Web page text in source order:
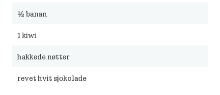
½ banan
1kiwi
hakkede nøtter
revet hvit sjokolade